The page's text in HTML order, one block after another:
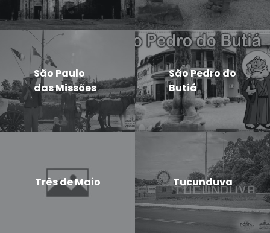
São Paulo
das Missões
São Pedro do
Butiá
Três de Maio Tucunduva